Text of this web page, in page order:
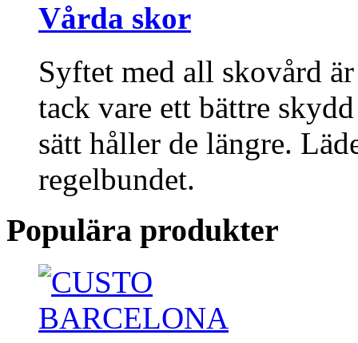
Vårda skor
Syftet med all skovård
tack vare ett bättre
sätt håller de längre.
regelbundet.
Populära produkter